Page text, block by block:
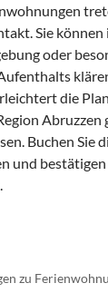
Sie
oder
die
Abruzzen
Buchen Sie
und bestätigen
zu